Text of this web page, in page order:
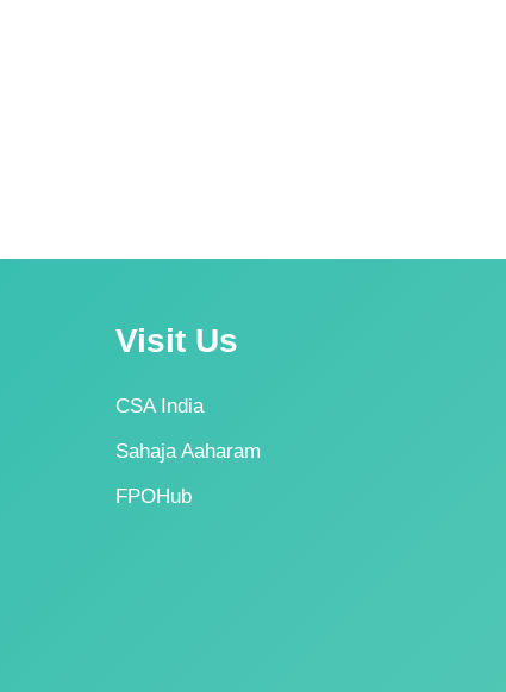
Visit Us
CSA India
Sahaja Aaharam
FPOHub